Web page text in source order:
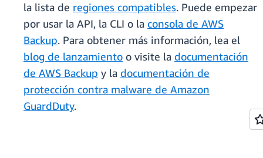
la lista de regiones compatibles. Puede empezar
por usar la API, la CLI o la consola de AWS
Backup. Para obtener más información, lea el
blog de lanzamiento o visite la documentación
de AWS Backup y la documentación de
protección contra malware de Amazon
GuardDuty.